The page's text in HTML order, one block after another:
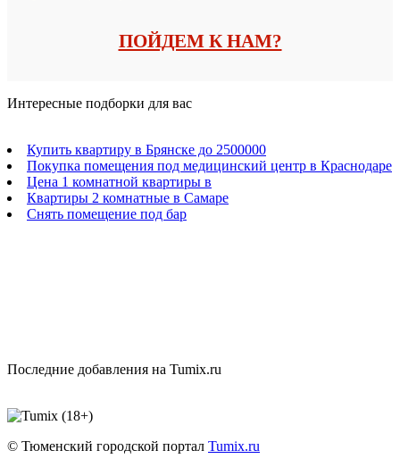
ПОЙДЕМ К НАМ?
Интересные подборки для вас
Купить квартиру в Брянске до 2500000
Покупка помещения под медицинский центр в Краснодаре
Цена 1 комнатной квартиры в
Квартиры 2 комнатные в Самаре
Снять помещение под бар
Последние добавления на Tumix.ru
© Тюменский городской портал Tumix.ru